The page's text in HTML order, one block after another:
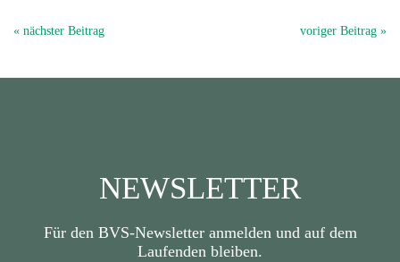
« nächster Beitrag voriger Beitrag »
NEWSLETTER
Für den BVS-Newsletter anmelden und auf dem
Laufenden bleiben.